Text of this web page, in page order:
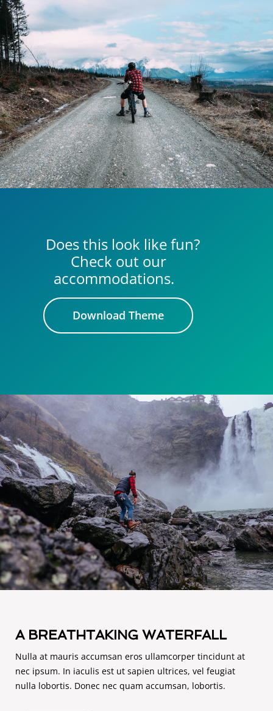
Does this look like fun?
Check out our
accommodations.
Download Theme
A BREATHTAKING WATERFALL
Nulla at mauris accumsan eros ullamcorper tincidunt at
nec ipsum. In iaculis est ut sapien ultrices, vel feugiat
nulla lobortis. Donec nec quam accumsan, lobortis.